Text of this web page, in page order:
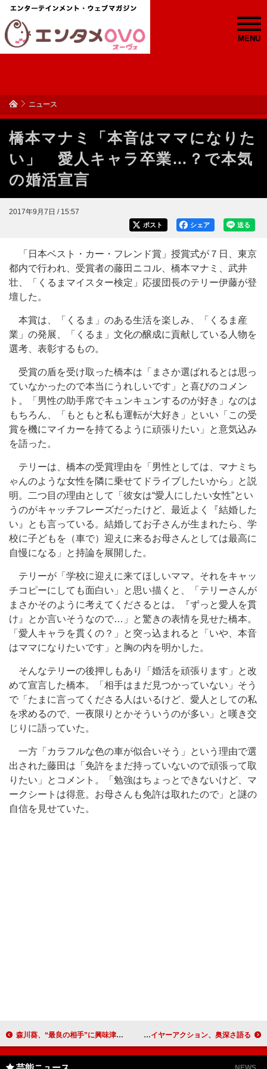
MENU
ニュース
橋本マナミ「本音はママになりた
い」 愛人キャラ卒業…？で本気
の婚活宣言
2017年9月7日 / 15:57
送る
シェア
ポスト
「日本ベスト・カー・フレンド賞」授賞式が７日、東京
都内で行われ、受賞者の藤田ニコル、橋本マナミ、武井
壮、「くるまマイスター検定」応援団長のテリー伊藤が登
壇した。
本賞は、「くるま」のある生活を楽しみ、「くるま産
業」の発展、「くるま」文化の醸成に貢献している人物を
選考、表彰するもの。
受賞の盾を受け取った橋本は「まさか選ばれるとは思っ
ていなかったので本当にうれしいです」と喜びのコメン
ト。「男性の助手席でキュンキュンするのが好き」なのは
もちろん、「もともと私も運転が大好き」といい「この受
賞を機にマイカーを持てるように頑張りたい」と意気込み
を語った。
テリーは、橋本の受賞理由を「男性としては、マナミち
ゃんのような女性を隣に乗せてドライブしたいから」と説
明。二つ目の理由として「彼女は“愛人にしたい女性”とい
うのがキャッチフレーズだったけど、最近よく『結婚した
い』とも言っている。結婚してお子さんが生まれたら、学
校に子どもを（車で）迎えに来るお母さんとしては最高に
自慢になる」と持論を展開した。
テリーが「学校に迎えに来てほしいママ。それをキャッ
チコピーにしても面白い」と思い描くと、「テリーさんが
まさかそのように考えてくださるとは。『ずっと愛人を貫
け』とか言いそうなので…」と驚きの表情を見せた橋本。
「愛人キャラを貫くの？」と突っ込まれると「いや、本音
はママになりたいです」と胸の内を明かした。
そんなテリーの後押しもあり「婚活を頑張ります」と改
めて宣言した橋本。「相手はまだ見つかっていない」そう
で「たまに言ってくださる人はいるけど、愛人としての私
を求めるので、一夜限りとかそういうのが多い」と嘆き交
じりに語っていた。
一方「カラフルな色の車が似合いそう」という理由で選
出された藤田は「免許をまだ持っていないので頑張って取
りたい」とコメント。「勉強はちょっとできないけど、マ
ークシートは得意。お母さんも免許は取れたので」と謎の
自信を見せていた。
森川葵、“最良の相手”に興味津々 決められた相手でも「会ってみたい」 菅田将暉が“情熱のアクションヒーロー”に ＣＭ撮影でワイヤーアクション、奥深さ語る